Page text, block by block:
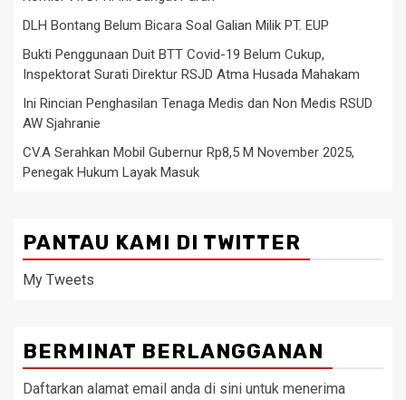
DLH Bontang Belum Bicara Soal Galian Milik PT. EUP
Bukti Penggunaan Duit BTT Covid-19 Belum Cukup,
Inspektorat Surati Direktur RSJD Atma Husada Mahakam
Ini Rincian Penghasilan Tenaga Medis dan Non Medis RSUD
AW Sjahranie
CV.A Serahkan Mobil Gubernur Rp8,5 M November 2025,
Penegak Hukum Layak Masuk
PANTAU KAMI DI TWITTER
My Tweets
BERMINAT BERLANGGANAN
Daftarkan alamat email anda di sini untuk menerima